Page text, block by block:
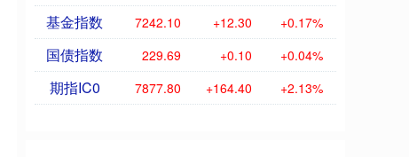
基金指数 7242.10 +12.30 +0.17%
国债指数 229.69 +0.10 +0.04%
期指IC0 7877.80 +164.40 +2.13%